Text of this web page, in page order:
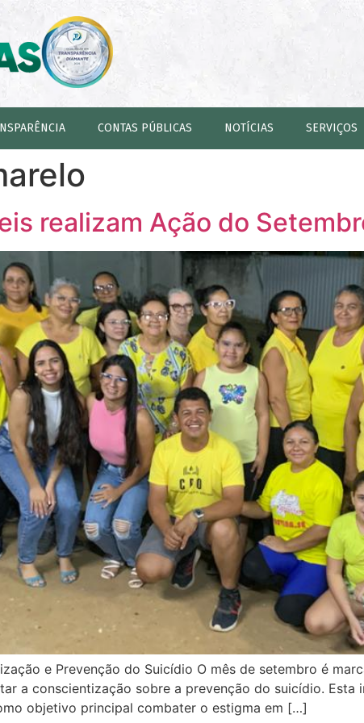
CONTAS PÚBLICAS NOTÍCIAS SERVIÇOS
realizam Ação do
e Prevenção do Suicídio O mês de setembro é
a conscientização sobre a prevenção do suicídio. Esta
objetivo principal combater o estigma em […]